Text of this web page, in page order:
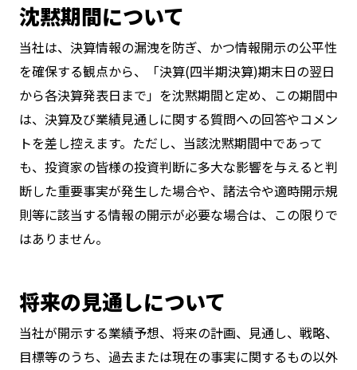
沈黙期間について
当社は、決算情報の漏洩を防ぎ、かつ情報開示の公平性
を確保する観点から、「決算(四半期決算)期末日の翌日
から各決算発表日まで」を沈黙期間と定め、この期間中
は、決算及び業績見通しに関する質問への回答やコメン
トを差し控えます。ただし、当該沈黙期間中であって
も、投資家の皆様の投資判断に多大な影響を与えると判
断した重要事実が発生した場合や、諸法令や適時開示規
則等に該当する情報の開示が必要な場合は、この限りで
はありません。
将来の見通しについて
当社が開示する業績予想、将来の計画、見通し、戦略、
目標等のうち、過去または現在の事実に関するもの以外